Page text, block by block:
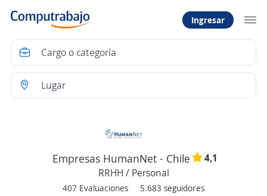
Ingresar
Empresas HumanNet - Chile
4,1
RRHH / Personal
407 Evaluaciones 5.683 seguidores